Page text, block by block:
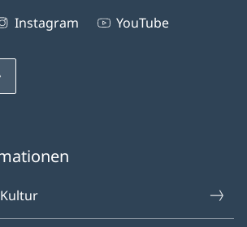
Instagram YouTube